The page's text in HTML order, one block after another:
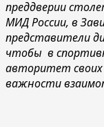
преддверии
МИД России, в
представители
чтобы в
авторитет своих
важности